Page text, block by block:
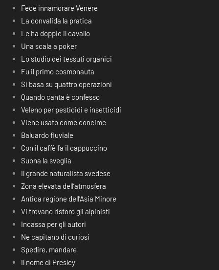
Fece innamorare Venere
La convalida la pratica
Le ha doppie il cavallo
Una scala a poker
Lo studio dei tessuti organici
Fu il primo cosmonauta
Si basa su quattro operazioni
Quando canta è confesso
Veleno per pesticidi e insetticidi
Viene usato come concime
Baluardo fluviale
Con il caffè fa il cappuccino
Suona la sveglia
Il grande naturalista svedese
Zona elevata dell’atmosfera
Antica regione dell’Asia Minore
Vi trovano ristoro gli alpinisti
Incassa per gli autori
Ne capitano di curiosi
Spedire, mandare
Il nome di Presley